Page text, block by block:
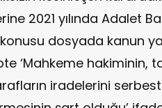
2021 yılında Adalet
dosyada kanun
‘Mahkeme hakiminin,
iradelerini